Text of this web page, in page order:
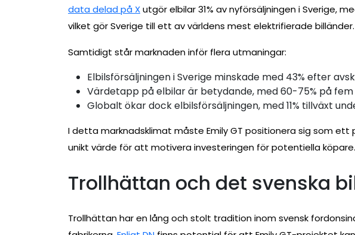
data delad på Xutgör elbilar 31% av nyförsäljningen i Sverige,
vilket gör Sverige till ett av världens mest elektrifierade billänder.
Samtidigt står marknaden inför flera utmaningar:
Elbilsförsäljningen i Sverige minskade med 43% efter
Värdetapp på elbilar är betydande, med 60-75% på
Globalt ökar dock elbilsförsäljningen, med 11% tillväxt
I detta marknadsklimat måste Emily GT positionera sig som
unikt värde för att motivera investeringen för potentiella köpare.
Trollhättan och det svenska
Trollhättan har en lång och stolt tradition inom svensk